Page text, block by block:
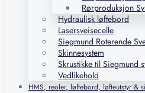
Rørproduksjon
Hydraulisk løftebord
Lasersveisecelle
Siegmund Roterende
Skinnesystem
Skrustikke til Siegmund
Vedlikehold
HMS, reoler, løftebord, løfteutstyr &